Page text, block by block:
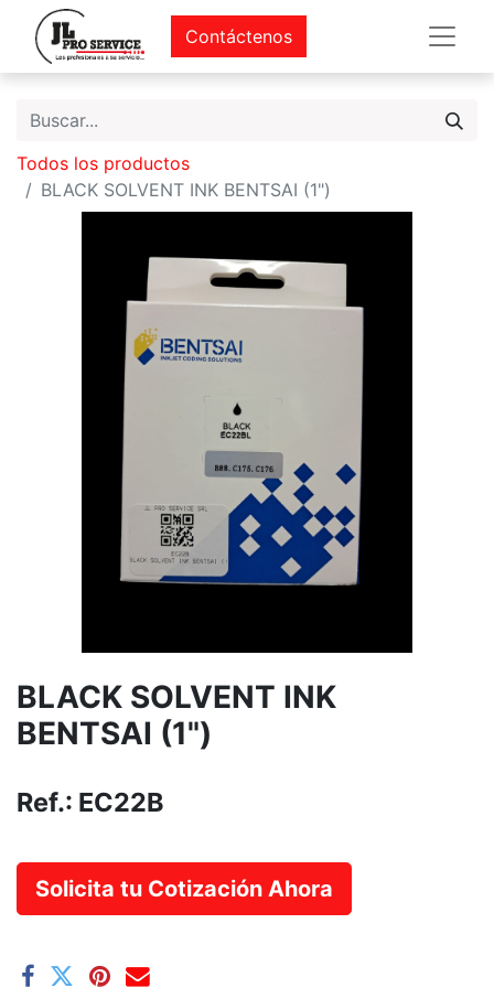
Contáctenos
Todos los productos
BLACK SOLVENT INK BENTSAI (1")
BLACK SOLVENT INK
BENTSAI (1")
Ref.: EC22B
Solicita tu Cotización Ahora